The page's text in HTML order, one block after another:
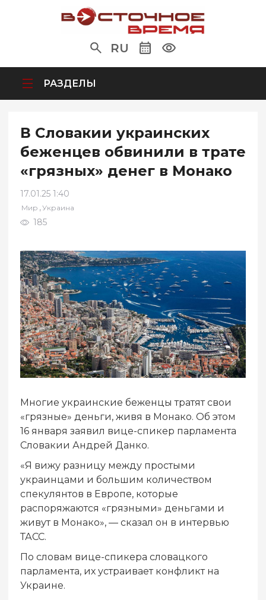
RU
РАЗДЕЛЫ
В Словакии украинских
беженцев обвинили в трате
«грязных» денег в Монако
17.01.25 1:40
Мир ,Украина
185
Многие украинские беженцы тратят свои
«грязные» деньги, живя в Монако. Об этом
16 января заявил вице-спикер парламента
Словакии Андрей Данко.
«Я вижу разницу между простыми
украинцами и большим количеством
спекулянтов в Европе, которые
распоряжаются «грязными» деньгами и
живут в Монако», — сказал он в интервью
ТАСС.
По словам вице-спикера словацкого
парламента, их устраивает конфликт на
Украине.